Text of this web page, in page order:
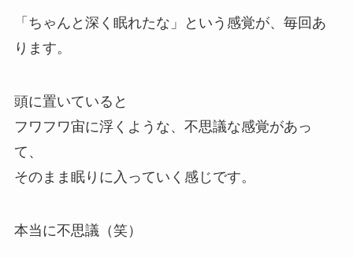
「ちゃんと深く眠れたな」という感覚が、毎回あ
ります。
頭に置いていると
フワフワ宙に浮くような、不思議な感覚があっ
て、
そのまま眠りに入っていく感じです。
本当に不思議（笑）